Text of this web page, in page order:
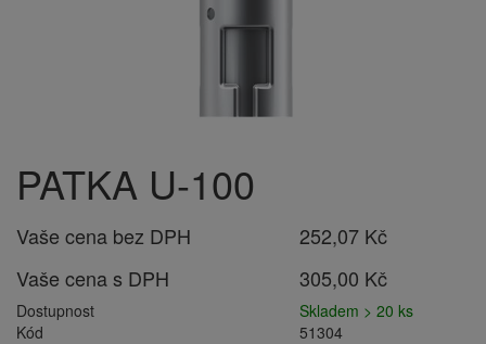
PATKA U-100
Vaše cena bez DPH
252,07 Kč
Vaše cena s DPH
305,00 Kč
Dostupnost
Skladem > 20 ks
Kód
51304